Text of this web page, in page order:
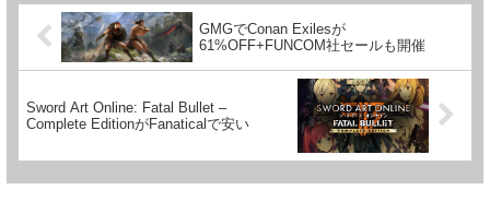
GMGでConan Exilesが
61%OFF+FUNCOM社セールも開催
Sword Art Online: Fatal Bullet –
Complete EditionがFanaticalで安い